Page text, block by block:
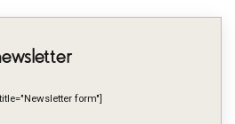
form"]